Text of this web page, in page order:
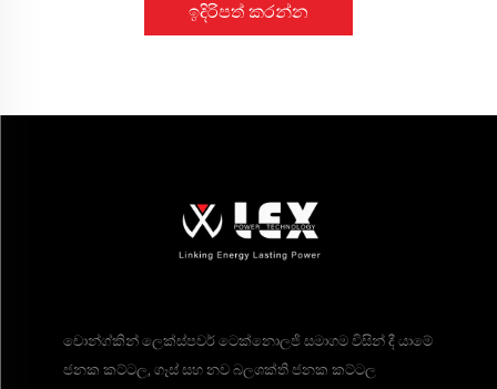
ඉදිරිපත් කරන්න
චොන්ග්කින් ලෙක්ස්පවර් ටෙක්නොලජි සමාගම විසින් දී යාමේ
ජනක කට්ටල, ගෑස් සහ නව බලශක්ති ජනක කට්ටල